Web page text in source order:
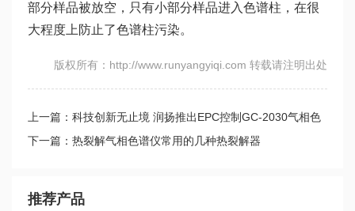
部分样品被放空，只有小部分样品进入色谱柱，在很
大程度上防止了色谱柱污染。
版权所有：http://www.runyangyiqi.com 转载请注明出处
上一篇：科技创新无止境 润扬推出EPC控制GC-2030气相色
谱仪量产
下一篇：热裂解气相色谱仪常用的几种热裂解器
推荐产品